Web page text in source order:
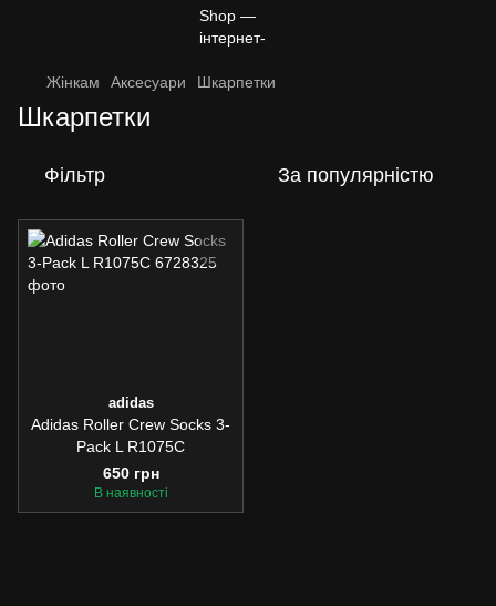
Жінкам Аксесуари Шкарпетки
Шкарпетки
Фільтр За популярністю
adidas
Adidas Roller Crew Socks 3-
Pack L R1075C
650 грн
В наявності